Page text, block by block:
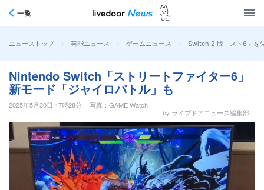
一覧
ニューストップ > 芸能ニュース > ゲームニュース > Switch 2 版「スト6」を
Nintendo Switch「ストリートファイター6」
新モード「ジャイロバトル」も
2025年5月30日 17時28分
写真：GAME Watch
by ライブドアニュース編集部